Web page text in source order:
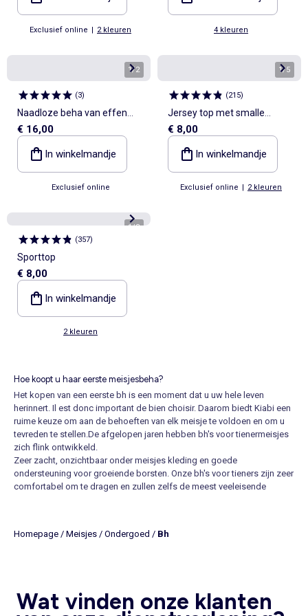
Exclusief online | 2 kleuren 4 kleuren
1/2
(3)
Naadloze beha van effen
katoen DIM
€ 16,00
In winkelmandje
Exclusief online
1/5
(215)
Jersey top met smalle
bandjes - Setje van 2
€ 8,00
In winkelmandje
Exclusief online | 2 kleuren
1/3
(357)
Sporttop
€ 8,00
In winkelmandje
2 kleuren
Hoe koopt u haar eerste meisjesbeha?
Het kopen van een eerste bh is een moment dat u uw hele leven
herinnert. Il est donc important de bien choisir. Daarom biedt Kiabi een
ruime keuze om aan de behoeften van elk meisje te voldoen en om u
tevreden te stellen.De afgelopen jaren hebben bh's voor tienermeisjes
zich flink ontwikkeld.
Zeer zacht, onzichtbaar ondermeisjes kleding en goede
ondersteuning voor groeiende borsten. Onze bh's voor tieners zijn zeer
comfortabel om te dragen en zullen zelfs de meest veeleisende
wordt gekozen op basis van smaak maar vooral op morfologie. Zo is
Voor tienermeisjes waarvan de borsten net beginnen te groeien, kiest u
voor katoenen bh's of triangel-bh's. Omdat ze geen beugel hebben, zijn
Homepage / Meisjes / Ondergoed / Bh
Wat vinden onze klanten